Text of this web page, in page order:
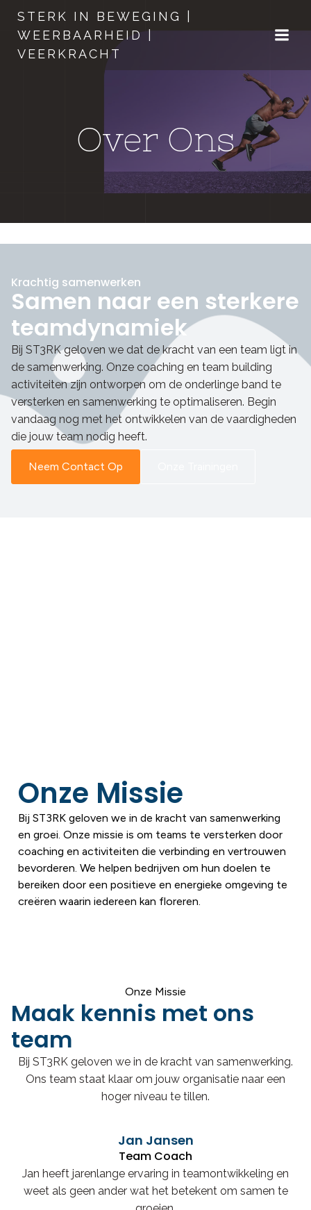
STERK IN BEWEGING |
WEERBAARHEID |
VEERKRACHT
Over Ons
Krachtig samenwerken
Samen naar een sterkere
teamdynamiek
Bij ST3RK geloven we dat de kracht van een team ligt in
de samenwerking. Onze coaching en team building
activiteiten zijn ontworpen om de onderlinge band te
versterken en samenwerking te optimaliseren. Begin
vandaag nog met het ontwikkelen van de vaardigheden
die jouw team nodig heeft.
Neem Contact Op
Onze Missie
Bij ST3RK geloven we in de kracht van samenwerking
en groei. Onze missie is om teams te versterken door
coaching en activiteiten die verbinding en vertrouwen
bevorderen. We helpen bedrijven om hun doelen te
bereiken door een positieve en energieke omgeving te
creëren waarin iedereen kan floreren.
Onze Missie
Maak kennis met ons
team
Bij ST3RK geloven we in de kracht van samenwerking.
Ons team staat klaar om jouw organisatie naar een
hoger niveau te tillen.
Jan Jansen
Team Coach
Jan heeft jarenlange ervaring in teamontwikkeling en
weet als geen ander wat het betekent om samen te